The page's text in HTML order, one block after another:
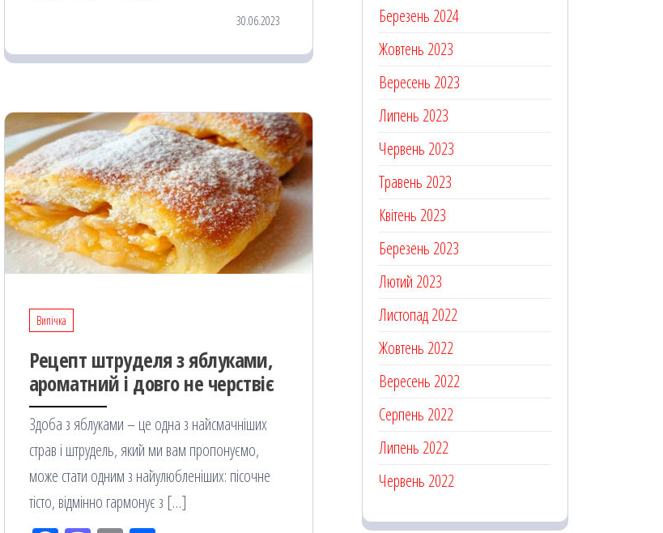
k on ис
30.06.2023
Випічка
Рецепт штруделя з яблуками,
ароматний і довго не черствіє
Здоба з яблуками – це одна з найсмачніших
страв і штрудель, який ми вам пропонуємо,
може стати одним з найулюбленіших: пісочне
тісто, відмінно гармонує з […]
Березень 2024
Жовтень 2023
Вересень 2023
Липень 2023
Червень 2023
Травень 2023
Квітень 2023
Березень 2023
Лютий 2023
Листопад 2022
Жовтень 2022
Вересень 2022
Серпень 2022
Липень 2022
Червень 2022